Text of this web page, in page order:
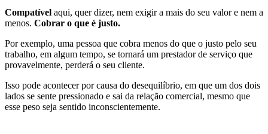
Compatível aqui, quer dizer, nem exigir a mais do seu valor e nem a
menos. Cobrar o que é justo.
Por exemplo, uma pessoa que cobra menos do que o justo pelo seu
trabalho, em algum tempo, se tornará um prestador de serviço que
provavelmente, perderá o seu cliente.
Isso pode acontecer por causa do desequilíbrio, em que um dos dois
lados se sente pressionado e sai da relação comercial, mesmo que
esse peso seja sentido inconscientemente.